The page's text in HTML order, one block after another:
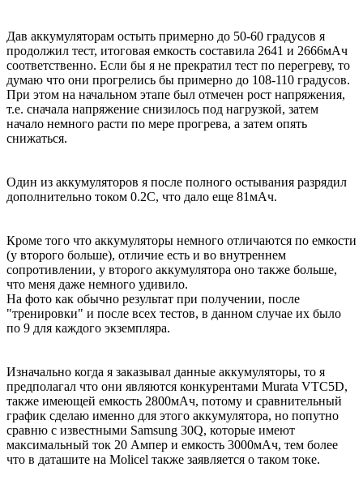
Дав аккумуляторам остыть примерно до 50-60 градусов я
продолжил тест, итоговая емкость составила 2641 и 2666мАч
соответственно. Если бы я не прекратил тест по перегреву, то
думаю что они прогрелись бы примерно до 108-110 градусов.
При этом на начальном этапе был отмечен рост напряжения,
т.е. сначала напряжение снизилось под нагрузкой, затем
начало немного расти по мере прогрева, а затем опять
снижаться.
Один из аккумуляторов я после полного остывания разрядил
дополнительно током 0.2С, что дало еще 81мАч.
Кроме того что аккумуляторы немного отличаются по емкости
(у второго больше), отличие есть и во внутреннем
сопротивлении, у второго аккумулятора оно также больше,
что меня даже немного удивило.
На фото как обычно результат при получении, после
"тренировки" и после всех тестов, в данном случае их было
по 9 для каждого экземпляра.
Изначально когда я заказывал данные аккумуляторы, то я
предполагал что они являются конкурентами Murata VTC5D,
также имеющей емкость 2800мАч, потому и сравнительный
график сделаю именно для этого аккумулятора, но попутно
сравню с известными Samsung 30Q, которые имеют
максимальный ток 20 Ампер и емкость 3000мАч, тем более
что в даташите на Molicel также заявляется о таком токе.